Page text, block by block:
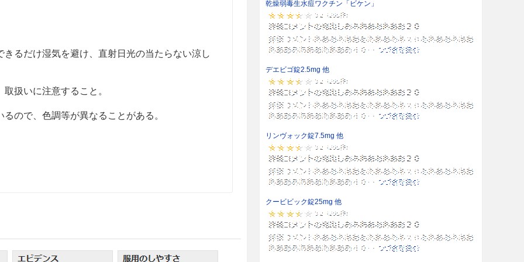
るだけ湿気を避け、直射日光の当たらない涼し
扱いに注意すること。
ので、色調等が異なることがある。
乾燥弱毒生水痘ワクチン「ビケン」
デエビゴ錠2.5mg 他
リンヴォック錠7.5mg 他
クービビック錠25mg 他